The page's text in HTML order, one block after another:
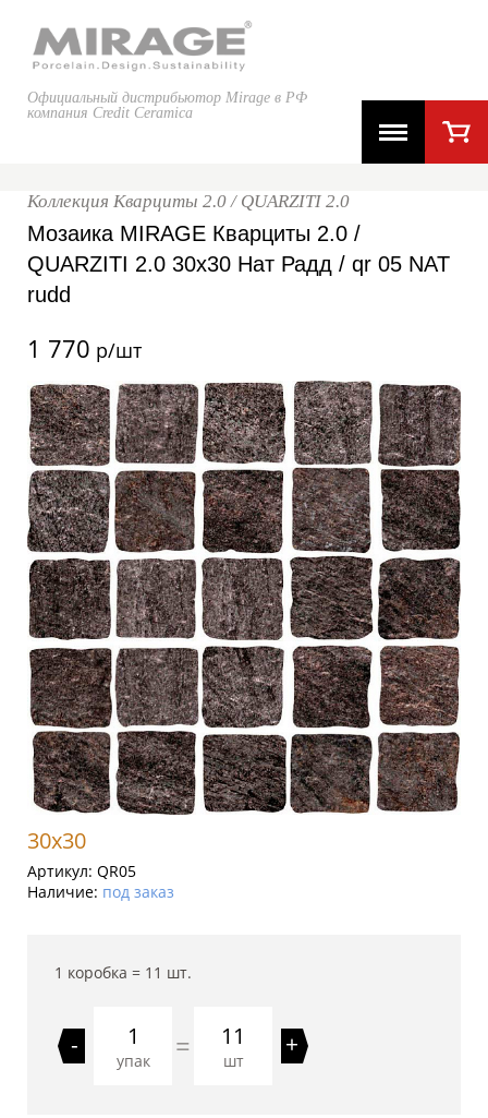
Официальный дистрибьютор Mirage в РФ
компания Credit Ceramica
Коллекция Кварциты 2.0 / QUARZITI 2.0
Мозаика MIRAGE Кварциты 2.0 /
QUARZITI 2.0 30x30 Нат Радд / qr 05 NAT
rudd
1 770 р/шт
30x30
Артикул: QR05
Наличие: под заказ
1 коробка = 11 шт.
-
упак = 11
шт
+